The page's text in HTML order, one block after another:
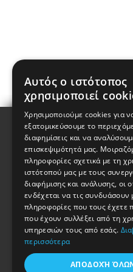
Giotakis
Key
Kalamida
Athens
PC. 10554
Email:
Αυτός ο ιστότοπος
χρησιμοποιεί
Χρησιμοποιούμε cookies για
εξατομικεύσουμε το
διαφημίσεις και να
επισκεψιμότητά μας.
πληροφορίες σχετικά με τη
ιστότοπού μας με τους
διαφήμισης και ανάλυσης, οι
ενδέχεται να τις συνδυάσουν
πληροφορίες που τους έχετε
που έχουν συλλέξει από τη
υπηρεσιών τους από εσάς.
περισσότερα
ΑΠΟΔΟΧΉ